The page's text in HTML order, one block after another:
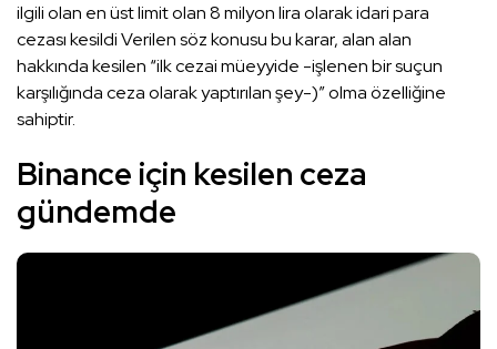
ilgili olan en üst limit olan 8 milyon lira olarak idari para
cezası kesildi Verilen söz konusu bu karar, alan alan
hakkında kesilen “ilk cezai müeyyide -işlenen bir suçun
karşılığında ceza olarak yaptırılan şey-)” olma özelliğine
sahiptir.
Binance için kesilen ceza
gündemde